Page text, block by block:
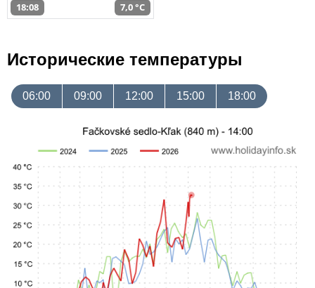
18:08 7,0 °C
Исторические температуры
06:00 09:00 12:00 15:00 18:00